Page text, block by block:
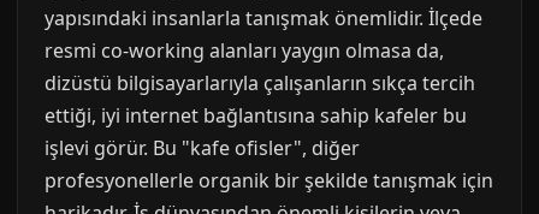
yapısındaki insanlarla tanışmak önemlidir. İlçede
resmi co-working alanları yaygın olmasa da,
dizüstü bilgisayarlarıyla çalışanların sıkça tercih
ettiği, iyi internet bağlantısına sahip kafeler bu
işlevi görür. Bu "kafe ofisler", diğer
profesyonellerle organik bir şekilde tanışmak için